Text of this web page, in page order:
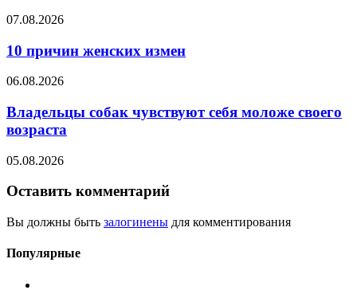
07.08.2026
10 причин женских измен
06.08.2026
Владельцы собак чувствуют себя моложе своего
возраста
05.08.2026
Оставить комментарий
Вы должны быть залогинены для комментирования
Популярные